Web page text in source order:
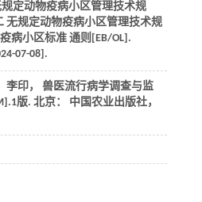
定动物疫病小区管理技术规
无规定动物疫病小区管理技术规
病小区标准 通则[EB/OL].
-07-08].
李印， 兽医流行病学调查与监
版. 北京： 中国农业出版社，